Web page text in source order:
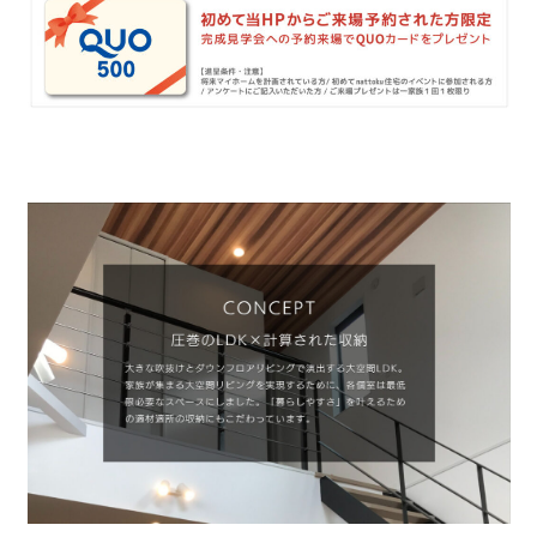
理想の暮らしを引き出すデザイン力
耐震等級3 & 許容応力度計算 全棟標準
徹底したコストダウンの追求
頑丈で長持ちの外壁
2030年の省エネ基準住宅
100年点検住宅